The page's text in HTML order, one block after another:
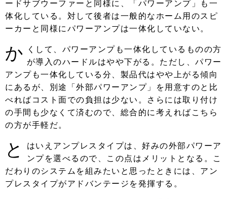
ードサブウーファーと同様に、「パワーアンプ」も一
体化している。対して後者は一般的なホーム用のスピ
ーカーと同様にパワーアンプは一体化していない。
か
くして、パワーアンプも一体化しているものの方
が導入のハードルはやや下がる。ただし、パワー
アンプも一体化している分、製品代はやや上がる傾向
にあるが、別途「外部パワーアンプ」を用意すのと比
べればコスト面での負担は少ない。さらには取り付け
の手間も少なくて済むので、総合的に考えればこちら
の方が手軽だ。
と
はいえアンプレスタイプは、好みの外部パワーア
ンプを選べるので、この点はメリットとなる。こ
だわりのシステムを組みたいと思ったときには、アン
プレスタイプがアドバンテージを発揮する。